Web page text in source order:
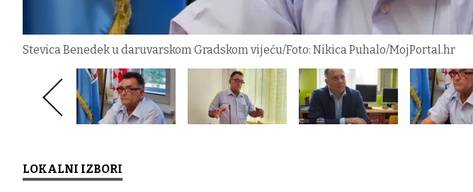
Stevica Benedek u daruvarskom Gradskom vijeću/Foto: Nikica Puhalo/MojPortal.hr
LOKALNI IZBORI